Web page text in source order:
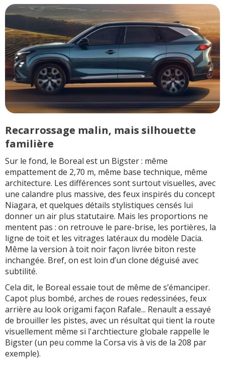
Recarrossage malin, mais silhouette
familière
Sur le fond, le Boreal est un Bigster : même
empattement de 2,70 m, même base technique, même
architecture. Les différences sont surtout visuelles, avec
une calandre plus massive, des feux inspirés du concept
Niagara, et quelques détails stylistiques censés lui
donner un air plus statutaire. Mais les proportions ne
mentent pas : on retrouve le pare-brise, les portières, la
ligne de toit et les vitrages latéraux du modèle Dacia.
Même la version à toit noir façon livrée biton reste
inchangée. Bref, on est loin d’un clone déguisé avec
subtilité.
Cela dit, le Boreal essaie tout de même de s’émanciper.
Capot plus bombé, arches de roues redessinées, feux
arrière au look origami façon Rafale... Renault a essayé
de brouiller les pistes, avec un résultat qui tient la route
visuellement même si l'archtiecture globale rappelle le
Bigster (un peu comme la Corsa vis à vis de la 208 par
exemple).